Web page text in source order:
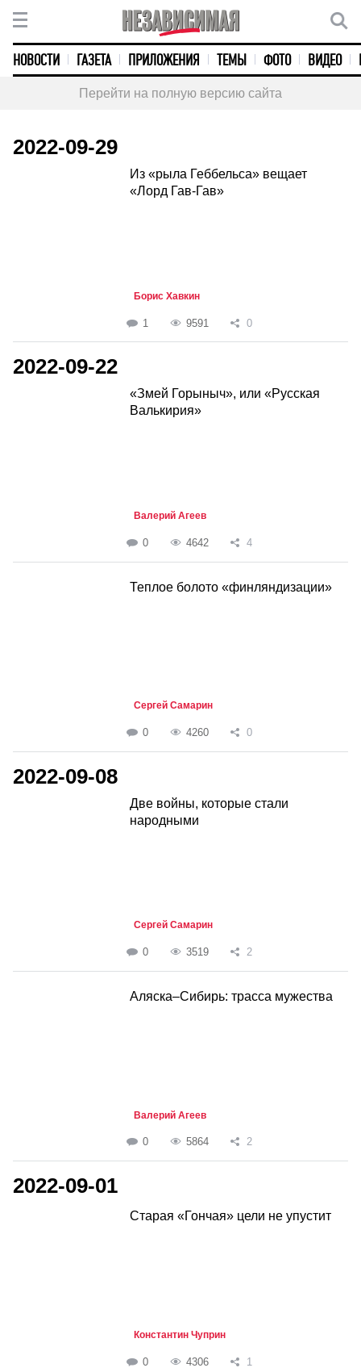
НОВОСТИ ГАЗЕТА ПРИЛОЖЕНИЯ ТЕМЫ ФОТО ВИДЕО
Перейти на полную версию сайта
2022-09-29
Из «рыла Геббельса» вещает
«Лорд Гав-Гав»
Борис Хавкин
1 9591 0
2022-09-22
«Змей Горыныч», или «Русская
Валькирия»
Валерий Агеев
0 4642 4
Теплое болото «финляндизации»
Сергей Самарин
0 4260 0
2022-09-08
Две войны, которые стали
народными
Сергей Самарин
0 3519 2
Аляска–Сибирь: трасса мужества
Валерий Агеев
0 5864 2
2022-09-01
Старая «Гончая» цели не упустит
Константин Чуприн
0 4306 1